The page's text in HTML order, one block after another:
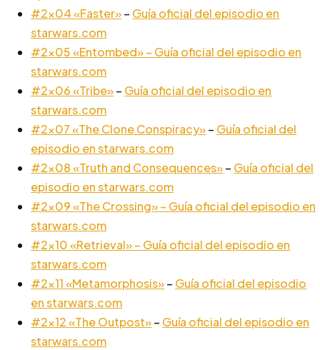
#2×04 «Faster»– Guía oficial del episodio en
starwars.com
#2×05 «Entombed» – Guía oficial del episodio en
starwars.com
#2×06 «Tribe»– Guía oficial del episodio en
starwars.com
#2×07 «The Clone Conspiracy»– Guía oficial del
episodio en starwars.com
#2×08 «Truth and Consequences»– Guía oficial del
episodio en starwars.com
#2×09 «The Crossing» – Guía oficial del episodio en
starwars.com
#2×10 «Retrieval» – Guía oficial del episodio en
starwars.com
#2×11 «Metamorphosis»– Guía oficial del episodio
en starwars.com
#2×12 «The Outpost»– Guía oficial del episodio en
starwars.com